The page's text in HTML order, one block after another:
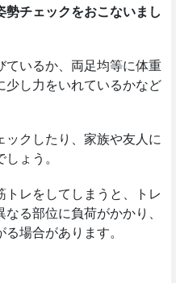
勢チェックをおこないまし
ているか、両足均等に体重
少し力をいれているかなど
クしたり、家族や友人に
ょう。
レをしてしまうと、トレ
る部位に負荷がかかり、
場合があります。